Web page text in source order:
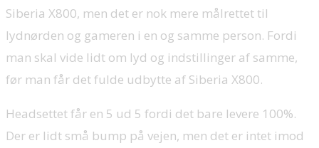
Siberia X800, men det er nok mere målrettet til
lydnørden og gameren i en og samme person. Fordi
man skal vide lidt om lyd og indstillinger af samme,
før man får det fulde udbytte af Siberia X800.
Headsettet får en 5 ud 5 fordi det bare levere 100%.
Der er lidt små bump på vejen, men det er intet imod